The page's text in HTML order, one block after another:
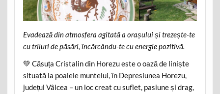
Evadează din atmosfera agitată a orașului și trezește-te
cu triluri de păsări, încărcându-te cu energie pozitivă.
💚 Căsuța Cristalin din Horezu este o oază de liniște
situată la poalele muntelui, în Depresiunea Horezu,
județul Vâlcea – un loc creat cu suflet, pasiune și drag,